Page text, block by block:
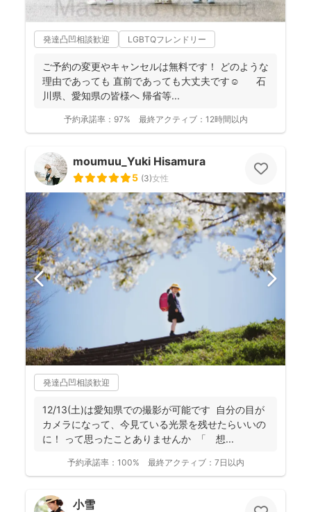
発達凸凹相談歓迎 LGBTQフレンドリー
ご予約の変更やキャンセルは無料です！ どのような
理由であっても 直前であっても大丈夫です☺️ 石
川県、愛知県の皆様へ 帰省等...
予約承諾率： 97% 最終アクティブ： 12時間以内
moumuu_Yuki Hisamura
5 (3)女性
発達凸凹相談歓迎
12/13(土)は愛知県での撮影が可能です 自分の目が
カメラになって、今見ている光景を残せたらいいの
に！ って思ったことありませんか 「 想...
予約承諾率： 100% 最終アクティブ： 7日以内
小雪